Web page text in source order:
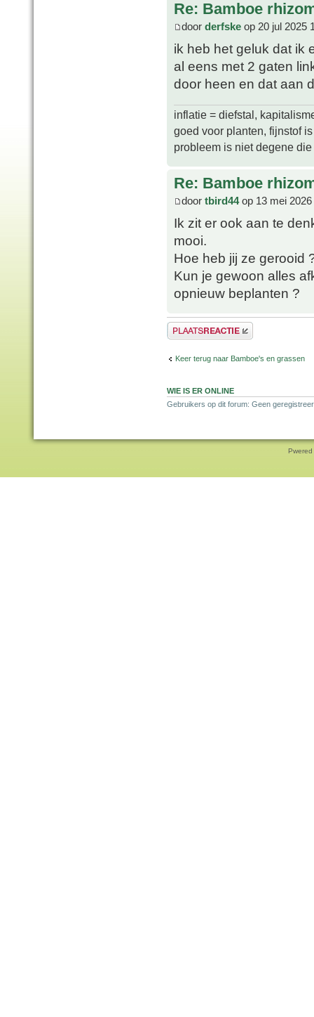
Re: Bamboe
door derfske op 20 jul 2025
ik heb het geluk dat ik
al eens met 2 gaten
door heen en dat aan
inflatie = diefstal,
goed voor planten, fijnstof
probleem is niet degene
Re: Bamboe
door tbird44op 13 mei 2026
Ik zit er ook aan te
mooi.
Hoe heb jij ze gerooid
Kun je gewoon alles
opnieuw beplanten ?
Plaats een reactie
Keer terug naar Bamboe's en grassen
WIE IS ER ONLINE
Gebruikers op dit forum: Geen